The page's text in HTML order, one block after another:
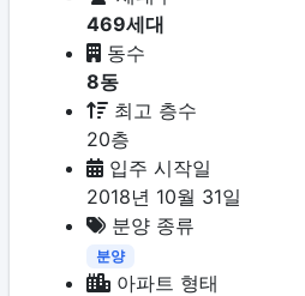
469세대
동수
8동
최고 층수
20층
입주 시작일
2018년 10월 31일
분양 종류
분양
아파트 형태